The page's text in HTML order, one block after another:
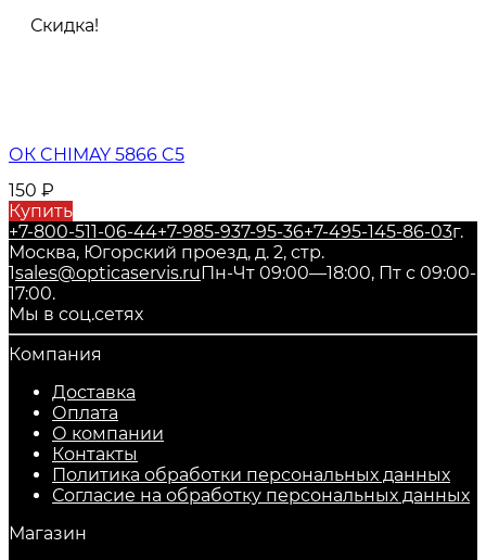
Скидка!
ОК CHIMAY 5866 C5
150 ₽
Купить
+7-800-511-06-44+7-985-937-95-36+7-495-145-86-03г.
Москва, Югорский проезд, д. 2, стр.
1sales@opticaservis.ruПн-Чт 09:00—18:00, Пт с 09:00-
17:00.
Мы в соц.сетях
Компания
Доставка
Оплата
О компании
Контакты
Политика обработки персональных данных
Согласие на обработку персональных данных
Магазин